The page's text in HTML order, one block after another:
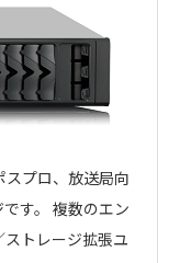
スプロ、放送局向
す。 複数のエン
トレージ拡張ユ